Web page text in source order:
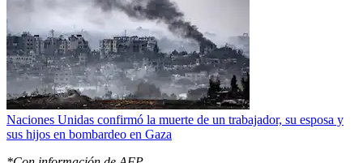
Naciones Unidas confirmó la muerte de un trabajador, su esposa y
sus hijos en bombardeo en Gaza